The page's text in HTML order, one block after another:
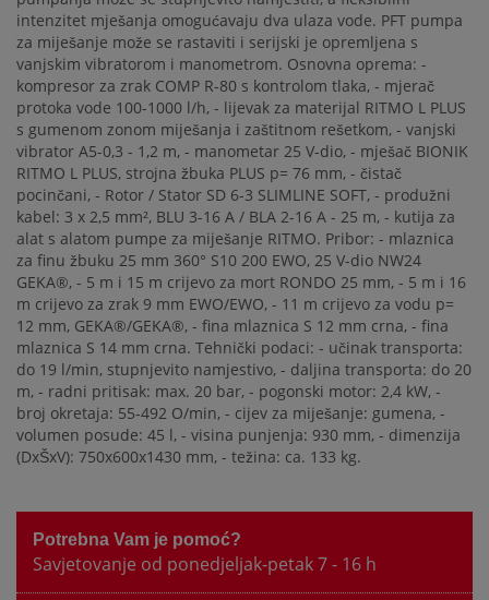
intenzitet mješanja omogućavaju dva ulaza vode. PFT pumpa
za miješanje može se rastaviti i serijski je opremljena s
vanjskim vibratorom i manometrom. Osnovna oprema: -
kompresor za zrak COMP R-80 s kontrolom tlaka, - mjerač
protoka vode 100-1000 l/h, - lijevak za materijal RITMO L PLUS
s gumenom zonom miješanja i zaštitnom rešetkom, - vanjski
vibrator A5-0,3 - 1,2 m, - manometar 25 V-dio, - mješač BIONIK
RITMO L PLUS, strojna žbuka PLUS p= 76 mm, - čistač
pocinčani, - Rotor / Stator SD 6-3 SLIMLINE SOFT, - produžni
kabel: 3 x 2,5 mm², BLU 3-16 A / BLA 2-16 A - 25 m, - kutija za
alat s alatom pumpe za miješanje RITMO. Pribor: - mlaznica
za finu žbuku 25 mm 360° S10 200 EWO, 25 V-dio NW24
GEKA®, - 5 m i 15 m crijevo za mort RONDO 25 mm, - 5 m i 16
m crijevo za zrak 9 mm EWO/EWO, - 11 m crijevo za vodu p=
12 mm, GEKA®/GEKA®, - fina mlaznica S 12 mm crna, - fina
mlaznica S 14 mm crna. Tehnički podaci: - učinak transporta:
do 19 l/min, stupnjevito namjestivo, - daljina transporta: do 20
m, - radni pritisak: max. 20 bar, - pogonski motor: 2,4 kW, -
broj okretaja: 55-492 O/min, - cijev za miješanje: gumena, -
volumen posude: 45 l, - visina punjenja: 930 mm, - dimenzija
(DxŠxV): 750x600x1430 mm, - težina: ca. 133 kg.
Potrebna Vam je pomoć?
Savjetovanje od ponedjeljak-petak 7 - 16 h